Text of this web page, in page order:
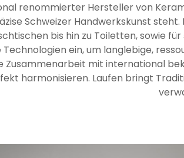
renommierter Hersteller von
Schweizer Handwerkskunst
bis hin zu Toiletten, sowie
ein, um langlebige,
Zusammenarbeit mit international
harmonisieren. Laufen bringt